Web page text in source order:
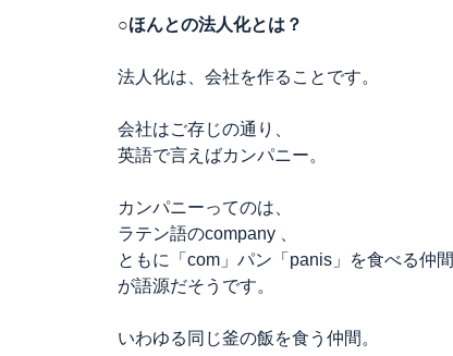
○ほんとの法人化とは？
法人化は、会社を作ることです。
会社はご存じの通り、
英語で言えばカンパニー。
カンパニーってのは、
ラテン語のcompany 、
ともに「com」パン「panis」を食べる仲間
が語源だそうです。
いわゆる同じ釜の飯を食う仲間。